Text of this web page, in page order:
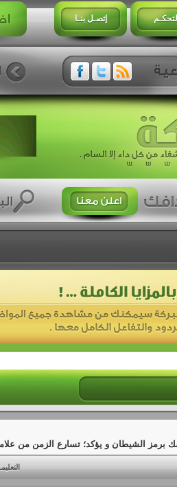
التحكـم إتصـل بنـا
الشيطان و يؤكد؛ تسارع الزمن من